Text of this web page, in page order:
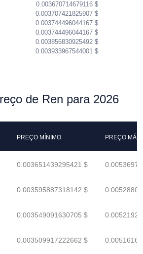
0.003670714679116 $
0.003707421825907 $
0.003744496044167 $
0.003744496044167 $
0.003856830925492 $
0.003933967544001 $
de Ren para 2026
PREÇO MÍNIMO PREÇO
0.003651439295421 $
0.003595887318142 $
0.003549091630705 $
0.003509917222662 $